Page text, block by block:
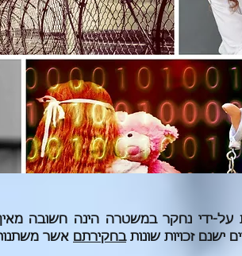
על-ידי נחקר במשטרה הינה חשובה
ישנם זכויות שונותבחקירתם אשר